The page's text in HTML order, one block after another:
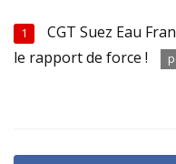
1
CGT Suez Eau
le rapport de force !